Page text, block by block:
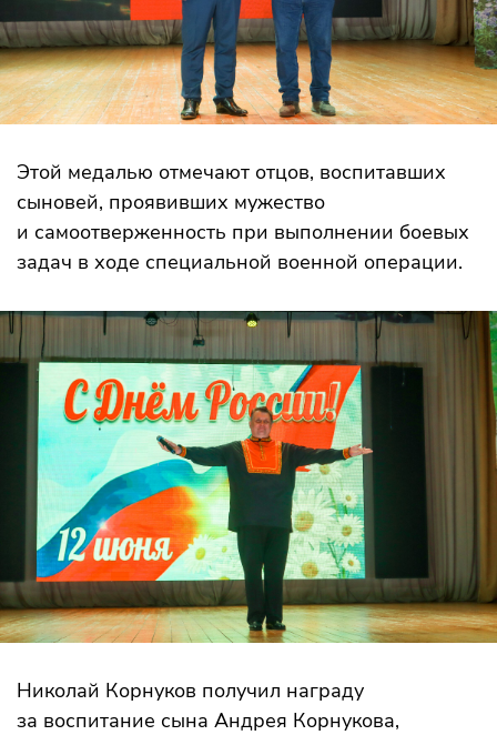
Этой медалью отмечают отцов, воспитавших
сыновей, проявивших мужество
и самоотверженность при выполнении боевых
задач в ходе специальной военной операции.
Николай Корнуков получил награду
за воспитание сына Андрея Корнукова,